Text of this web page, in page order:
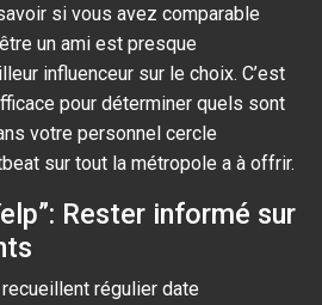
si vous avez comparable
un ami est presque
influenceur sur le choix. C’est
pour déterminer quels sont
votre personnel cercle
sur tout la métropole a à offrir.
Rester informé sur
régulier date